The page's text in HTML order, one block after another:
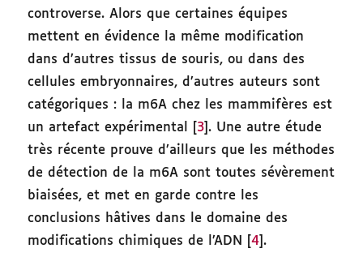
controverse. Alors que certaines équipes
mettent en évidence la même modification
dans d’autres tissus de souris, ou dans des
cellules embryonnaires, d’autres auteurs sont
catégoriques : la m6A chez les mammifères est
un artefact expérimental [ 3 ]. Une autre étude
très récente prouve d’ailleurs que les méthodes
de détection de la m6A sont toutes sévèrement
biaisées, et met en garde contre les
conclusions hâtives dans le domaine des
modifications chimiques de l’ADN [4 ].